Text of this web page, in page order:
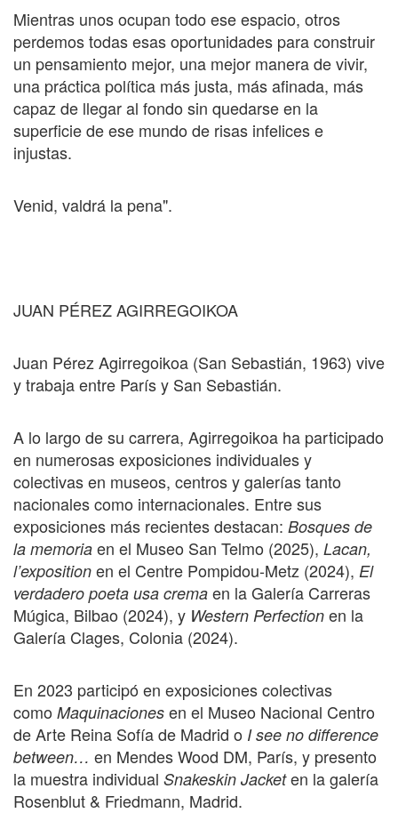
Mientras unos ocupan todo ese espacio, otros
perdemos todas esas oportunidades para construir
un pensamiento mejor, una mejor manera de vivir,
una práctica política más justa, más afinada, más
capaz de llegar al fondo sin quedarse en la
superficie de ese mundo de risas infelices e
injustas.
Venid, valdrá la pena".
JUAN PÉREZ AGIRREGOIKOA
Juan Pérez Agirregoikoa (San Sebastián, 1963) vive
y trabaja entre París y San Sebastián.
A lo largo de su carrera, Agirregoikoa ha participado
en numerosas exposiciones individuales y
colectivas en museos, centros y galerías tanto
nacionales como internacionales. Entre sus
exposiciones más recientes destacan: Bosques de
la memoria en el Museo San Telmo (2025), Lacan,
l’exposition en el Centre Pompidou-Metz (2024), El
verdadero poeta usa crema en la Galería Carreras
Múgica, Bilbao (2024), y Western Perfection en la
Galería Clages, Colonia (2024).
En 2023 participó en exposiciones colectivas
como Maquinaciones en el Museo Nacional Centro
de Arte Reina Sofía de Madrid o I see no difference
between… en Mendes Wood DM, París, y presento
la muestra individual Snakeskin Jacketen la galería
Rosenblut & Friedmann, Madrid.